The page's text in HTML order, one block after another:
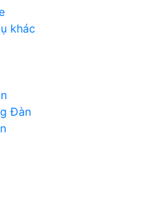
khác
Đàn